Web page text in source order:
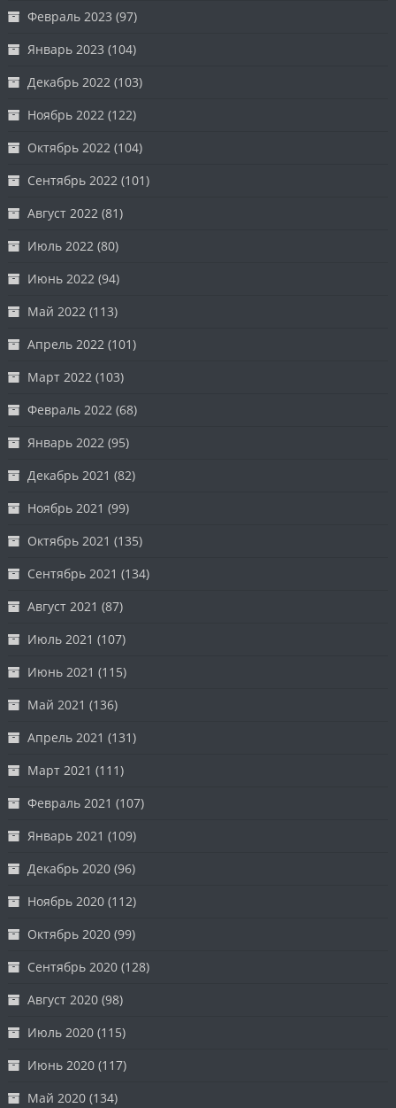
Февраль 2023 (97)
Январь 2023 (104)
Декабрь 2022 (103)
Ноябрь 2022 (122)
Октябрь 2022 (104)
Сентябрь 2022 (101)
Август 2022 (81)
Июль 2022 (80)
Июнь 2022 (94)
Май 2022 (113)
Апрель 2022 (101)
Март 2022 (103)
Февраль 2022 (68)
Январь 2022 (95)
Декабрь 2021 (82)
Ноябрь 2021 (99)
Октябрь 2021 (135)
Сентябрь 2021 (134)
Август 2021 (87)
Июль 2021 (107)
Июнь 2021 (115)
Май 2021 (136)
Апрель 2021 (131)
Март 2021 (111)
Февраль 2021 (107)
Январь 2021 (109)
Декабрь 2020 (96)
Ноябрь 2020 (112)
Октябрь 2020 (99)
Сентябрь 2020 (128)
Август 2020 (98)
Июль 2020 (115)
Июнь 2020 (117)
Май 2020 (134)